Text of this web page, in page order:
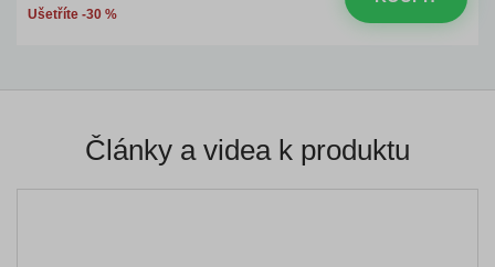
Ušetříte -30 %
Články a videa k produktu